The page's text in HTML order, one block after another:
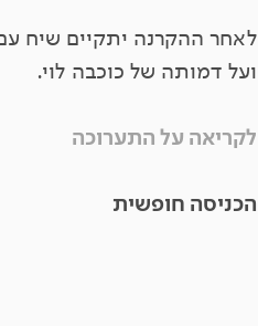
לאחר ההקרנה יתקיים שיח
ועל דמותה של כוכבה לוי.
לקריאה על התערוכה
הכניסה חופשית